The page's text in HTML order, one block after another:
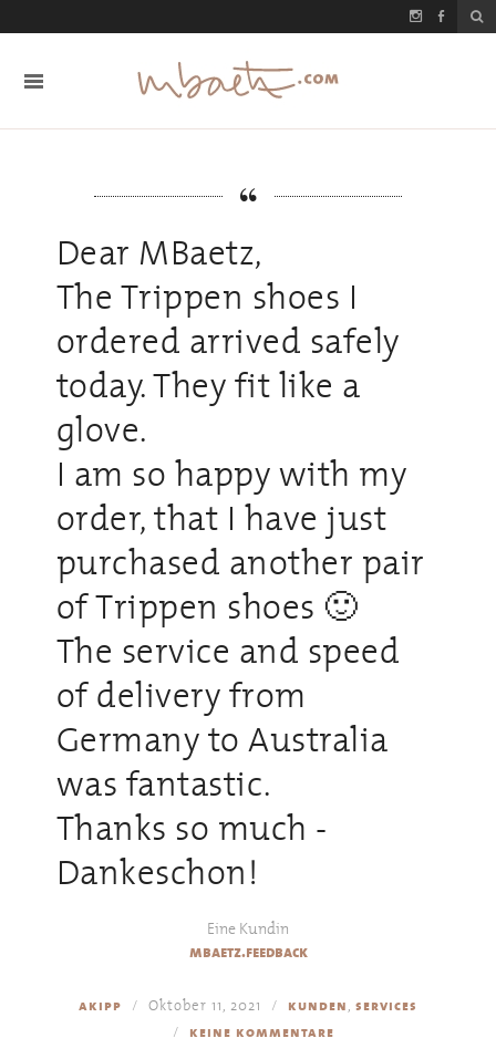
Dear MBaetz,
The Trippen shoes I
ordered arrived safely
today. They fit like a
glove.
I am so happy with my
order, that I have just
purchased another pair
of Trippen shoes 🙂
The service and speed
of delivery from
Germany to Australia
was fantastic.
Thanks so much -
Dankeschon!
Eine Kundin
mbaetz.feedback
akipp Oktober 11, 2021 kunden, services
keine kommentare